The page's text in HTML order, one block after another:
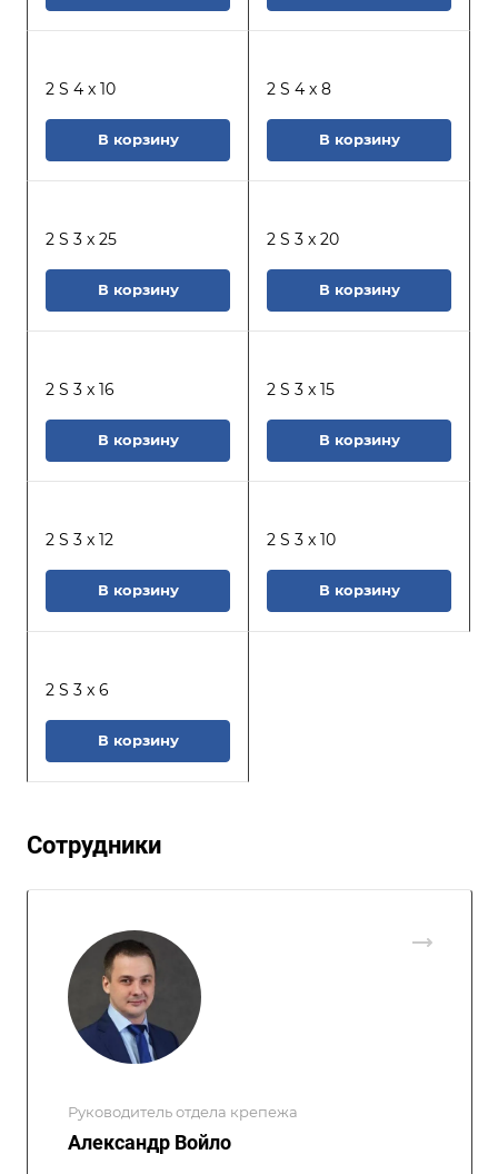
2 S 4 x 10
В корзину
2 S 4 x 8
В корзину
2 S 3 x 25
В корзину
2 S 3 x 20
В корзину
2 S 3 x 16
В корзину
2 S 3 x 15
В корзину
2 S 3 x 12
В корзину
2 S 3 x 10
В корзину
2 S 3 x 6
В корзину
Сотрудники
Руководитель отдела крепежа
Александр Войло